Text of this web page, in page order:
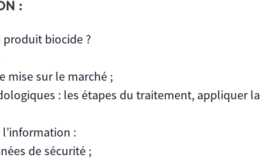
:
produit biocide ?
mise sur le marché ;
: les étapes du traitement, appliquer la
:
de sécurité ;